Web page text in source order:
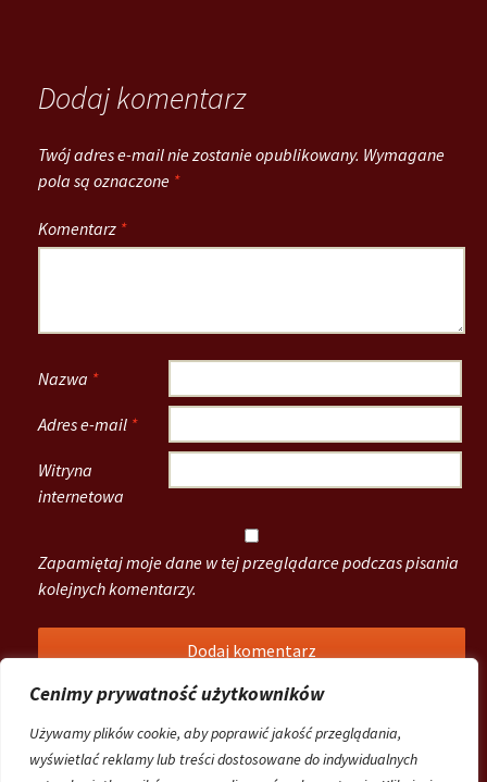
Cenimy prywatność użytkowników
Używamy plików cookie, aby poprawić jakość przeglądania,
wyświetlać reklamy lub treści dostosowane do indywidualnych
Dodaj komentarz
Twój adres e-mail nie zostanie opublikowany. Wymagane
pola są oznaczone *
Komentarz *
Nazwa *
Adres e-mail *
Witryna
internetowa
Zapamiętaj moje dane w tej przeglądarce podczas pisania
kolejnych komentarzy.